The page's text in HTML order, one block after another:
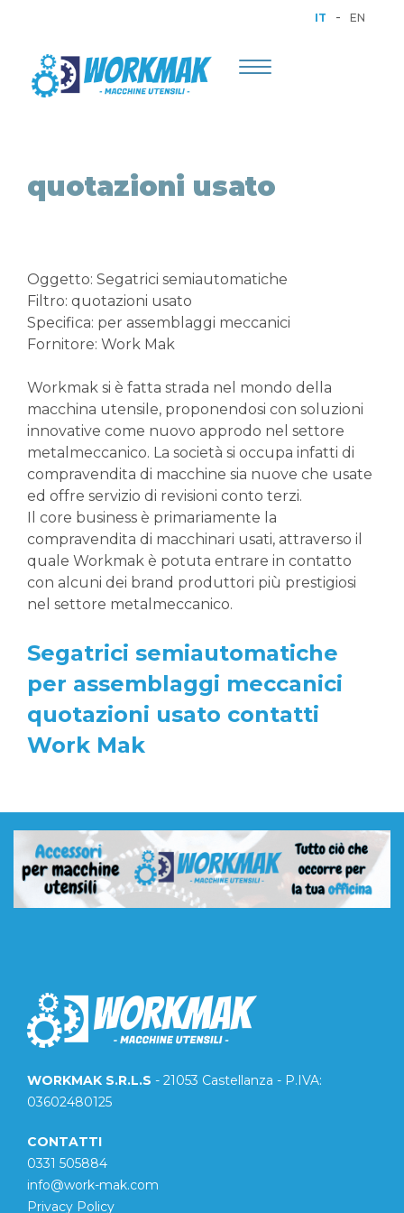
IT - EN
Toggle
quotazioni usato
Oggetto: Segatrici semiautomatiche
Filtro: quotazioni usato
Specifica: per assemblaggi meccanici
Fornitore: Work Mak
Workmak si è fatta strada nel mondo della
macchina utensile, proponendosi con soluzioni
innovative come nuovo approdo nel settore
metalmeccanico. La società si occupa infatti di
compravendita di macchine sia nuove che usate
ed offre servizio di revisioni conto terzi.
Il core business è primariamente la
compravendita di macchinari usati, attraverso il
quale Workmak è potuta entrare in contatto
con alcuni dei brand produttori più prestigiosi
nel settore metalmeccanico.
Segatrici semiautomatiche
per assemblaggi meccanici
quotazioni usato contatti
Work Mak
WORKMAK S.R.L.S - 21053 Castellanza - P.IVA:
03602480125
CONTATTI
0331 505884
info@work-mak.com
Privacy Policy